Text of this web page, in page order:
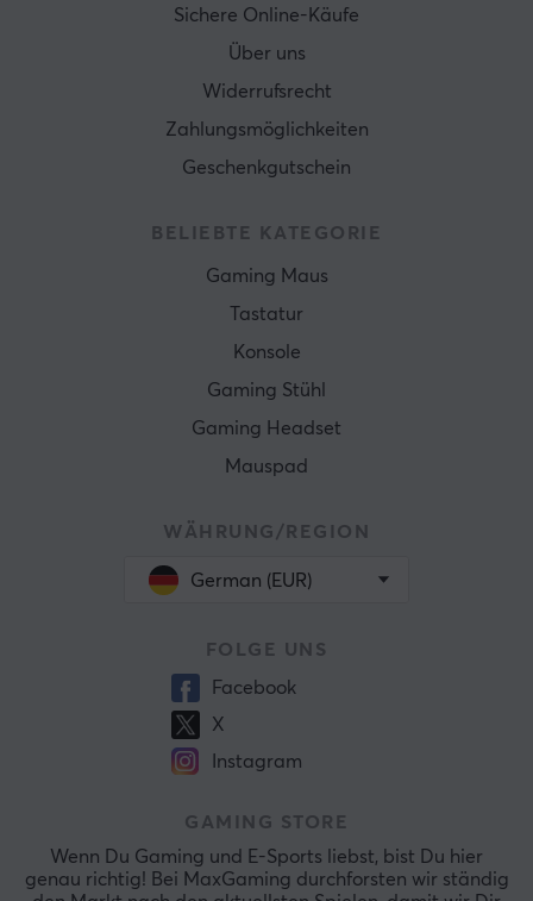
Sichere Online-Käufe
Über uns
Widerrufsrecht
Zahlungsmöglichkeiten
Geschenkgutschein
BELIEBTE KATEGORIE
Gaming Maus
Tastatur
Konsole
Gaming Stühl
Gaming Headset
Mauspad
WÄHRUNG/REGION
German (EUR)
FOLGE UNS
Facebook
X
Instagram
GAMING STORE
Wenn Du Gaming und E-Sports liebst, bist Du hier
genau richtig! Bei MaxGaming durchforsten wir ständig